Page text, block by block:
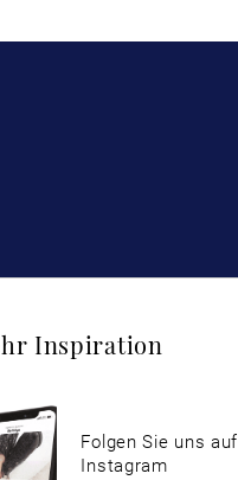
Inspiration
Folgen Sie uns auf
Instagram